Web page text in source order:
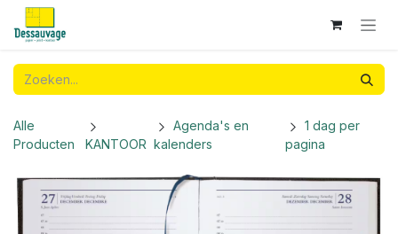
Overslaan naar inhoud
Alle
Producten
KANTOOR
Agenda's en
kalenders
1 dag per
pagina